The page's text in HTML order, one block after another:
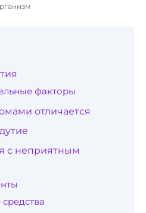
факторы
отличается
с неприятным